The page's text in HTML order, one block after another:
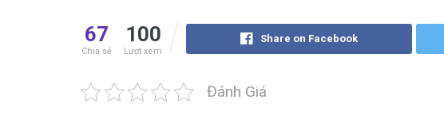
67
Chia sẻ
100
Lượt xem
Share on Facebook
Đánh Giá